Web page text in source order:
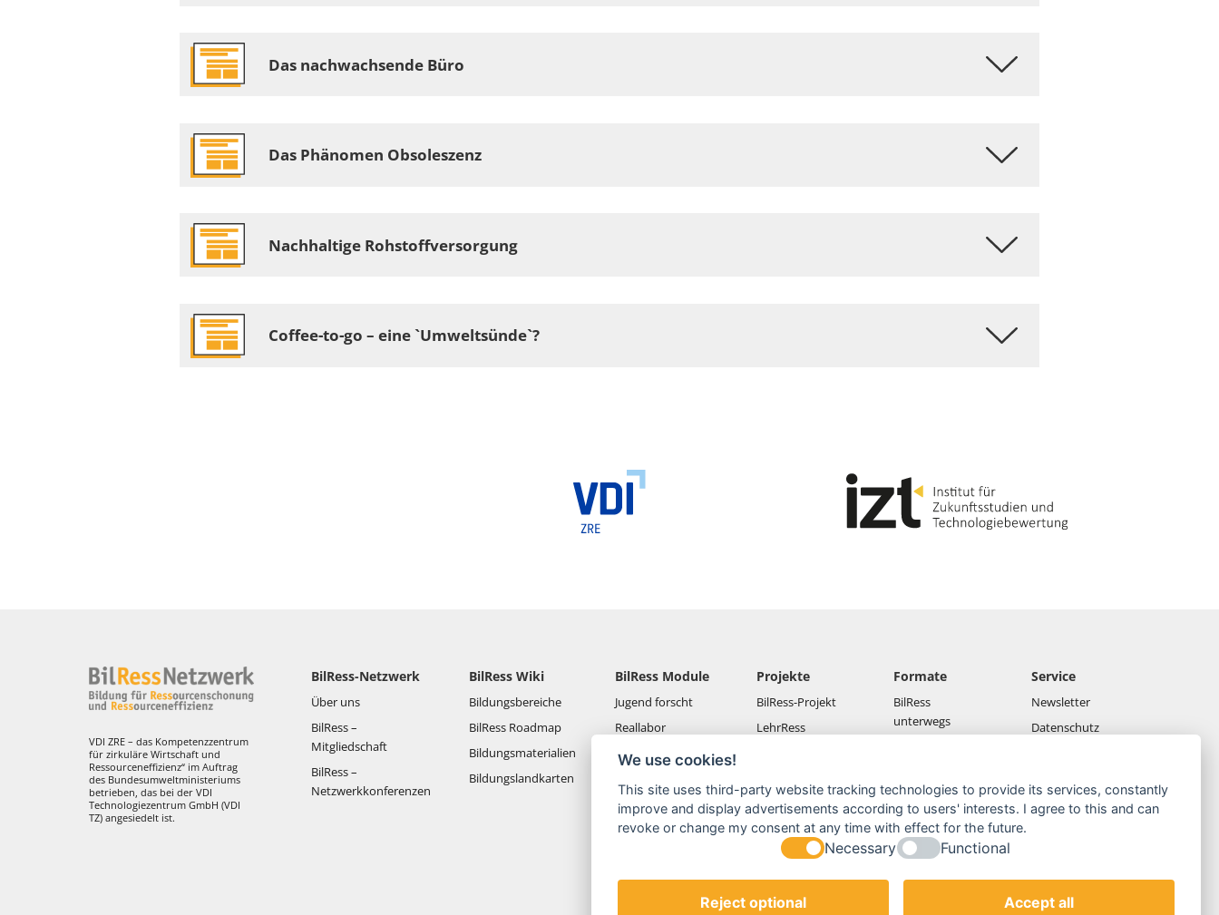
Das nachwachsende Büro
Das Phänomen Obsoleszenz
Nachhaltige Rohstoffversorgung
Coffee-to-go – eine `Umweltsünde`?
We use cookies!
This site uses third-party website tracking technologies to provide its services, constantly
improve and display advertisements according to users' interests. I agree to this and can
revoke or change my consent at any time with effect for the future.
Necessary Functional
Reject optional Accept all
VDI ZRE – das Kompetenzzentrum
für zirkuläre Wirtschaft und
Ressourceneffizienz“ im Auftrag
des Bundesumweltministeriums
betrieben, das bei der VDI
Technologiezentrum GmbH (VDI
TZ) angesiedelt ist.
BilRess-Netzwerk
Über uns
BilRess –
Mitgliedschaft
BilRess –
Netzwerkkonferenzen
BilRess Wiki
Bildungsbereiche
BilRess Roadmap
Bildungsmaterialien
Bildungslandkarten
BilRess Module
Jugend forscht
Reallabor
Lernspiele
Ressourcenbildung
Berufliche Bildung
Projekte
BilRess-Projekt
LehrRess
BilRess II
BilRess III
BilRess IV
Formate
BilRess
unterwegs
BilRess-vor-Ort
Webseminare
Service
Newsletter
Datenschutz